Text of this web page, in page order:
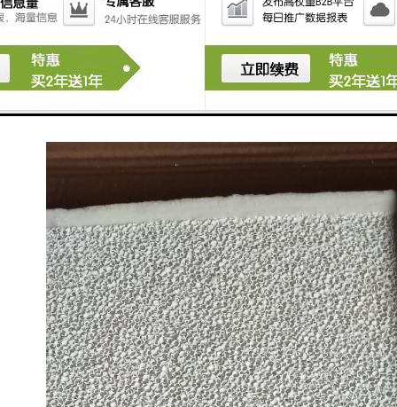
可逾越的挡渣、滤渣、集渣防线，而又不与包壁粘连，
挡渣棉有好的隔热、保温、遮光、防作用，使用挡渣棉
******了钢铁水浇注的纯净度和浇注过程的安全性，浇
注完毕挡渣棉一扒即落